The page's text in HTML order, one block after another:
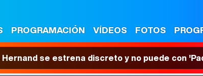
PROGRAMACIÓN VÍDEOS FOTOS
se estrena discreto y no puede con